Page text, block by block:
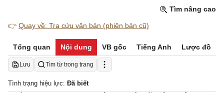
Tìm nâng cao
👉 Quay về: Tra cứu văn bản (phiên bản cũ)
Tổng quan Nội dung VB gốc Tiếng Anh Lược đồ
Lưu Tìm từ trong trang
Tình trạng hiệu lực: Đã biết